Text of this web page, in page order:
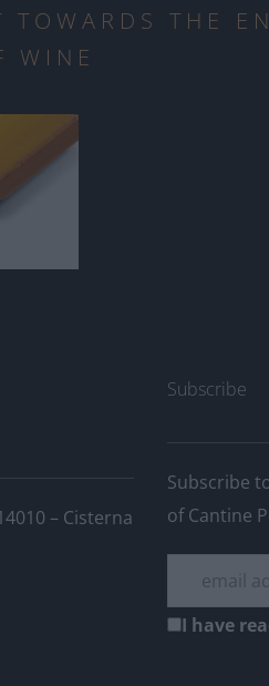
THE
WINE
– Cisterna
Subscribe
Subscribe
of Cantine
I have